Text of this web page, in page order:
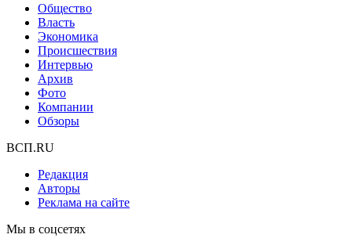
Общество
Власть
Экономика
Происшествия
Интервью
Архив
Фото
Компании
Обзоры
ВСП.RU
Редакция
Авторы
Реклама на сайте
Мы в соцсетях